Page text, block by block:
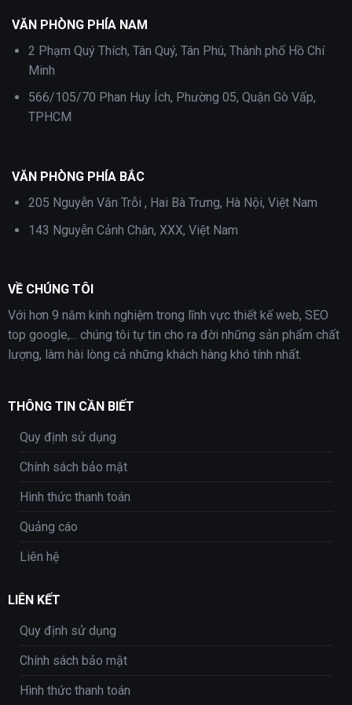
VĂN PHÒNG PHÍA NAM
2 Phạm Quý Thích, Tân Quý, Tân Phú, Thành phố Hồ Chí
Minh
566/105/70 Phan Huy Ích, Phường 05, Quận Gò Vấp,
TPHCM
VĂN PHÒNG PHÍA BẮC
205 Nguyễn Văn Trỗi , Hai Bà Trưng, Hà Nội, Việt Nam
143 Nguyễn Cảnh Chân, XXX, Việt Nam
VỀ CHÚNG TÔI
Với hơn 9 năm kinh nghiệm trong lĩnh vực thiết kế web, SEO
top google,... chúng tôi tự tin cho ra đời những sản phẩm chất
lượng, làm hài lòng cả những khách hàng khó tính nhất.
THÔNG TIN CẦN BIẾT
Quy định sử dụng
Chính sách bảo mật
Hình thức thanh toán
Quảng cáo
Liên hệ
LIÊN KẾT
Quy định sử dụng
Chính sách bảo mật
Hình thức thanh toán